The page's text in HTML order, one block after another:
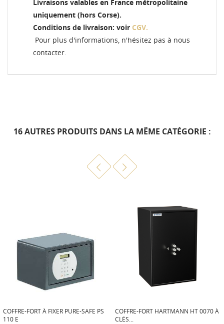
Livraisons valables en France métropolitaine
uniquement (hors Corse).
Conditions de livraison: voir CGV.
Pour plus d'informations, n'hésitez pas à nous
contacter.
16 AUTRES PRODUITS DANS LA MÊME CATÉGORIE :
COFFRE-FORT À FIXER PURE-SAFE PS
110 E
COFFRE-FORT HARTMANN HT 0070 À
CLÉS...